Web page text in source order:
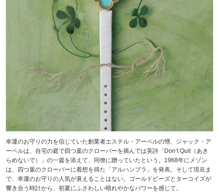
幸運のお守りの力を信じていた創業者エステル・アーペルの甥、ジャック・ア
ーペルは、自宅の庭で四つ葉のクローバーを摘んでは英詩「Don’t Quit（あき
らめないで）」の一篇を添えて、同僚に贈っていたという。1968年にメゾン
は、四つ葉のクローバーに着想を得た「アルハンブラ」を発表。そして現在ま
で、幸運のお守りの人気が衰えることはない。ゴールドビーズとターコイズが
響き合う時計から、初夏にふさわしい晴れやかなパワーを感じて。